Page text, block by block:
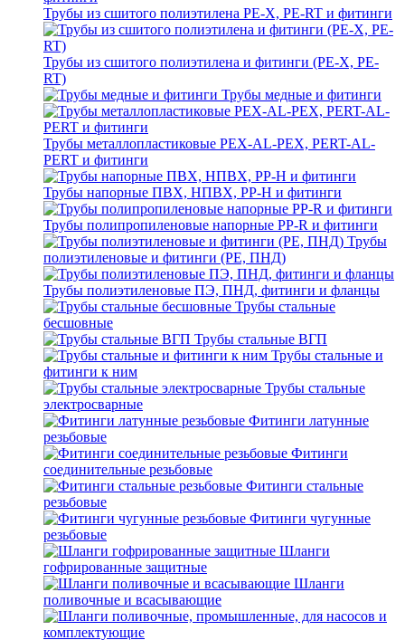
Трубы из сшитого полиэтилена PE-X, PE-RT и фитинги
Трубы из сшитого полиэтилена и фитинги (PE-X, PE-
RT)
Трубы медные и фитинги
Трубы металлопластиковые PEX-AL-PEX, PERT-AL-
PERT и фитинги
Трубы напорные ПВХ, НПВХ, PP-H и фитинги
Трубы полипропиленовые напорные PP-R и фитинги
Трубы
полиэтиленовые и фитинги (PE, ПНД)
Трубы полиэтиленовые ПЭ, ПНД, фитинги и фланцы
Трубы стальные
бесшовные
Трубы стальные ВГП
Трубы стальные и
фитинги к ним
Трубы стальные
электросварные
Фитинги латунные
резьбовые
Фитинги
соединительные резьбовые
Фитинги стальные
резьбовые
Фитинги чугунные
резьбовые
Шланги
гофрированные защитные
Шланги
поливочные и всасывающие